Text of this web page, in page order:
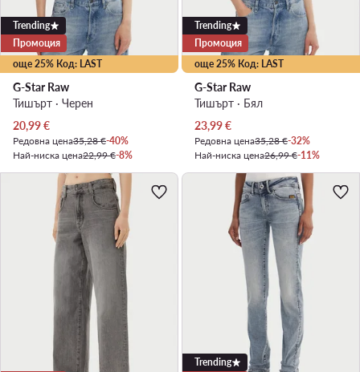
още 25% Код: LAST
Trending
Промоция
G-Star Raw
Тишърт · Черен
Актуална цена
20,99€
Редовна цена35,28 €-40%
Най-ниска цена22,99 €-8%
още 25% Код: LAST
Trending
Промоция
G-Star Raw
Тишърт · Бял
Актуална цена
23,99€
Редовна цена35,28 €-32%
Най-ниска цена26,99 €-11%
Trending